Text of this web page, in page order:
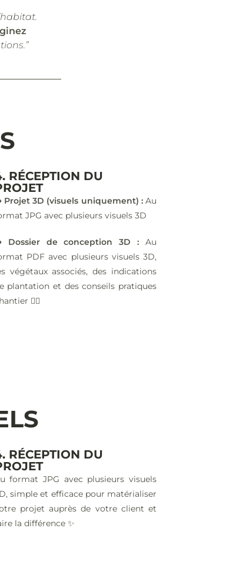
RÉCEPTION DU
Projet 3D (visuels uniquement) :Au
JPG avec plusieurs visuels 3D
Dossier de conception 3D : Au
PDF avec plusieurs visuels 3D,
végétaux associés, des indications
plantation et des conseils pratiques
👷‍♂️
RÉCEPTION DU
format JPG avec plusieurs visuels
simple et efficace pour matérialiser
projet auprès de votre client et
la différence ✨